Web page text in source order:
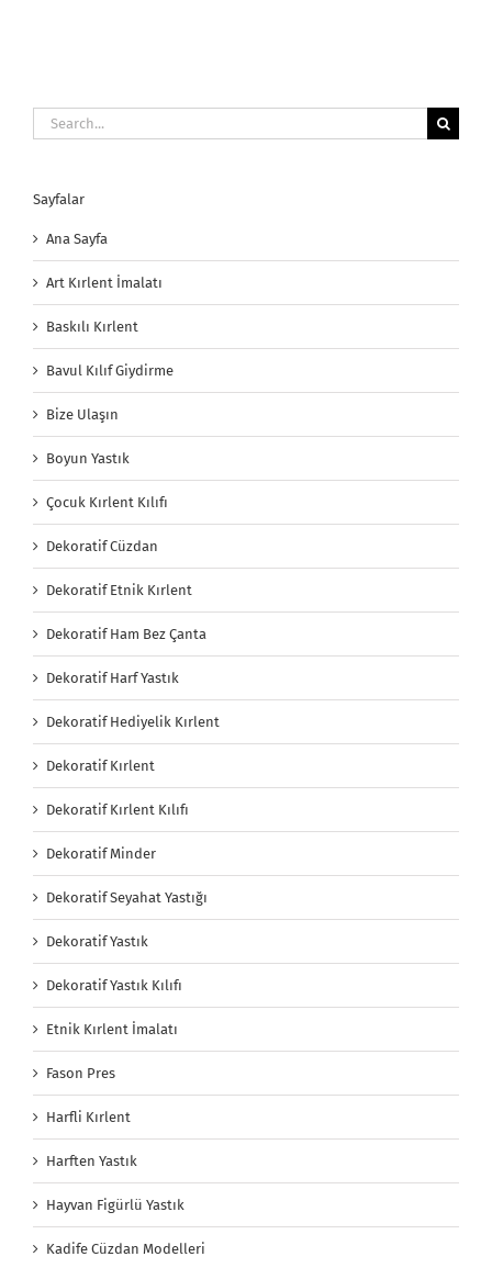
Search
for:
Sayfalar
Ana Sayfa
Art Kırlent İmalatı
Baskılı Kırlent
Bavul Kılıf Giydirme
Bize Ulaşın
Boyun Yastık
Çocuk Kırlent Kılıfı
Dekoratif Cüzdan
Dekoratif Etnik Kırlent
Dekoratif Ham Bez Çanta
Dekoratif Harf Yastık
Dekoratif Hediyelik Kırlent
Dekoratif Kırlent
Dekoratif Kırlent Kılıfı
Dekoratif Minder
Dekoratif Seyahat Yastığı
Dekoratif Yastık
Dekoratif Yastık Kılıfı
Etnik Kırlent İmalatı
Fason Pres
Harfli Kırlent
Harften Yastık
Hayvan Figürlü Yastık
Kadife Cüzdan Modelleri